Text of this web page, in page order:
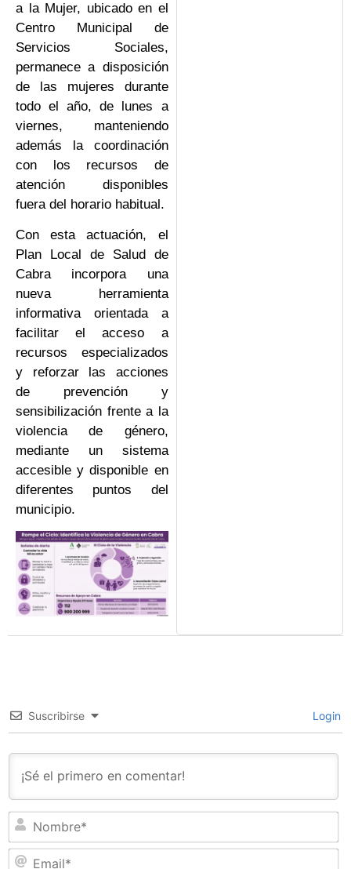
a la Mujer, ubicado en el
Centro Municipal de
Servicios Sociales,
permanece a disposición
de las mujeres durante
todo el año, de lunes a
viernes, manteniendo
además la coordinación
con los recursos de
atención disponibles
fuera del horario habitual.
Con esta actuación, el
Plan Local de Salud de
Cabra incorpora una
nueva herramienta
informativa orientada a
facilitar el acceso a
recursos especializados
y reforzar las acciones
de prevención y
sensibilización frente a la
violencia de género,
mediante un sistema
accesible y disponible en
diferentes puntos del
municipio.
Suscribirse Login